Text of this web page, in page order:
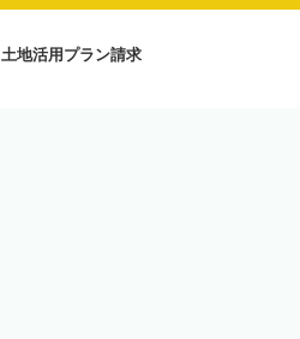
土地活用プラン請求